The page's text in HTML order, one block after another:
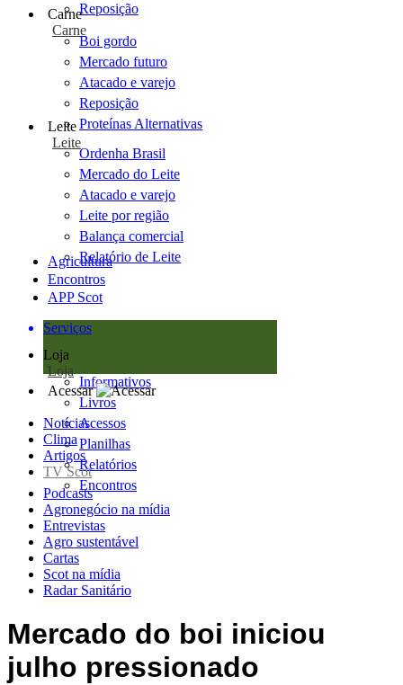
Reposição
Carne
Carne
Boi gordo
Mercado futuro
Atacado e varejo
Reposição
Proteínas Alternativas
Leite
Leite
Ordenha Brasil
Mercado do Leite
Atacado e varejo
Leite por região
Balança comercial
Relatório de Leite
Agricultura
Encontros
APP Scot
Serviços
Loja
Loja
Informativos
Livros
Acessos
Planilhas
Relatórios
Encontros
Acessar
Notícias
Clima
Artigos
TV Scot
Podcasts
Agronegócio na mídia
Entrevistas
Agro sustentável
Cartas
Scot na mídia
Radar Sanitário
Mercado do boi iniciou
julho pressionado